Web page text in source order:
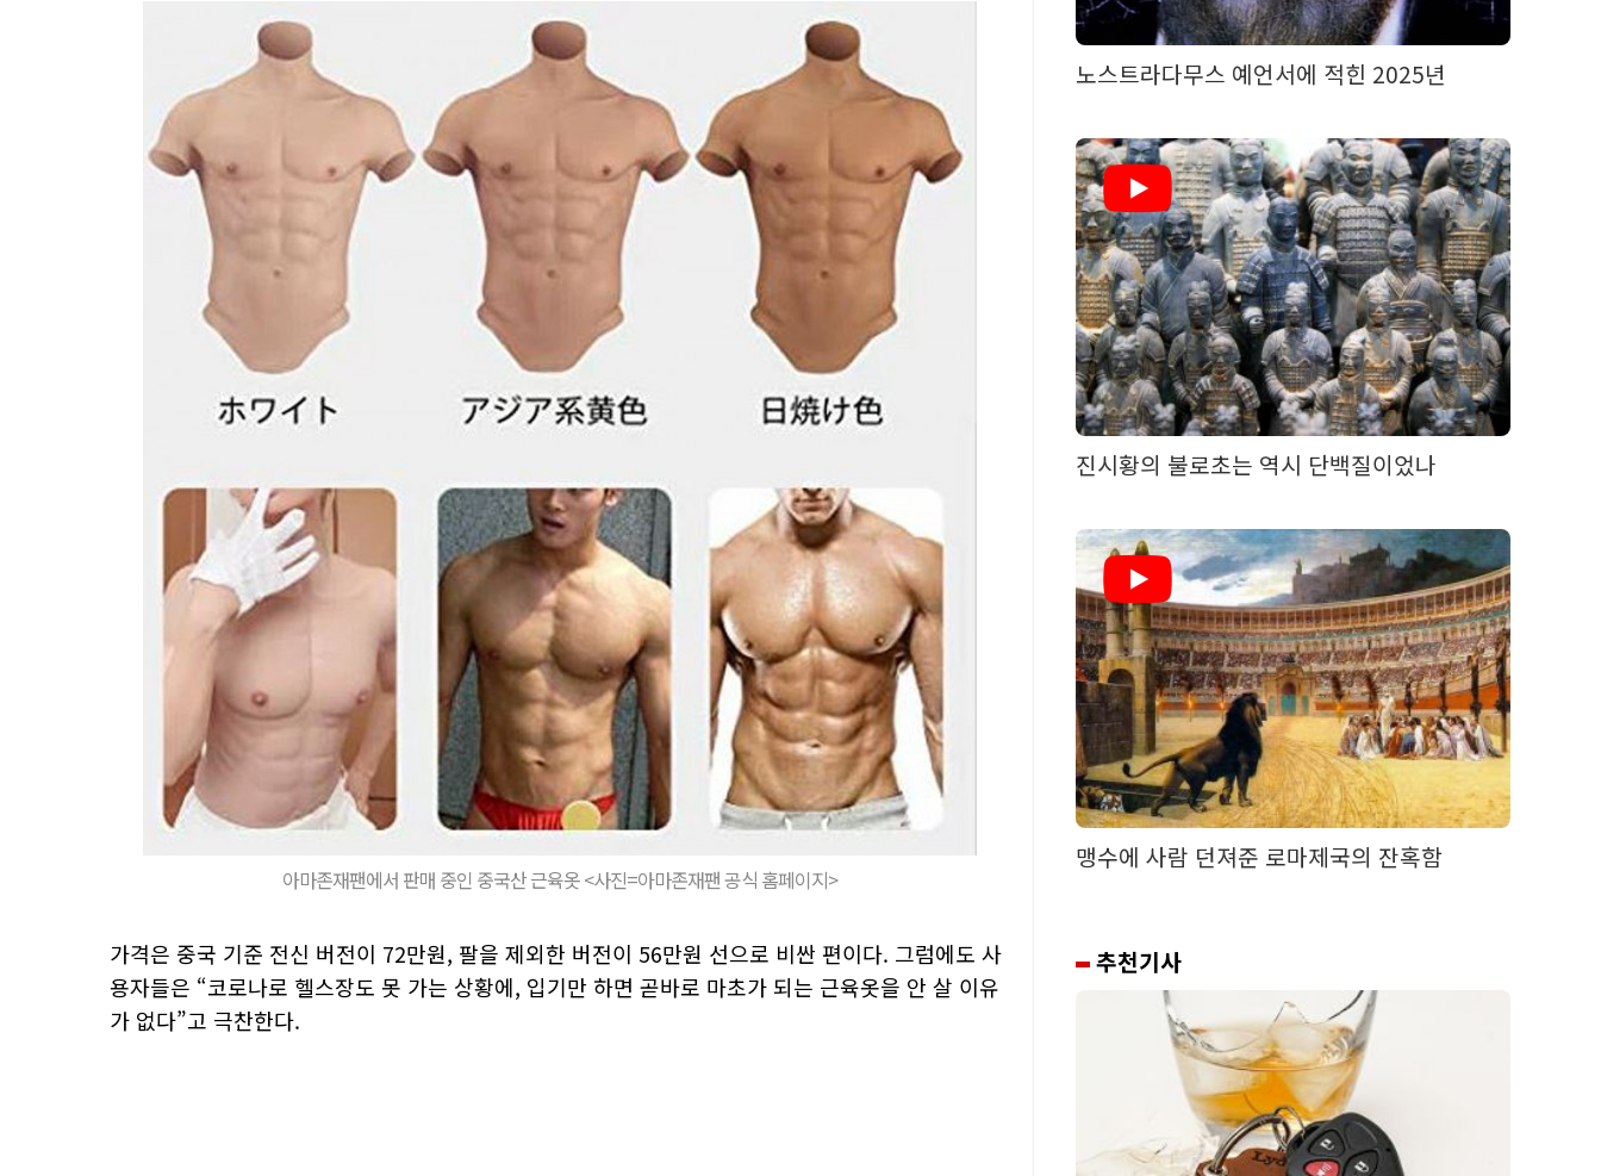
아마존재팬에서 판매 중인 중국산 근육옷 <사진=아마존재팬 공식 홈페이지>
가격은 중국 기준 전신 버전이 72만원, 팔을 제외한 버전이 56만원 선으로 비싼 편이다. 그럼에도 사
용자들은 “코로나로 헬스장도 못 가는 상황에, 입기만 하면 곧바로 마초가 되는 근육옷을 안 살 이유
가 없다”고 극찬한다.
노스트라다무스 예언서에 적힌 2025년
진시황의 불로초는 역시 단백질이었나
맹수에 사람 던져준 로마제국의 잔혹함
추천기사